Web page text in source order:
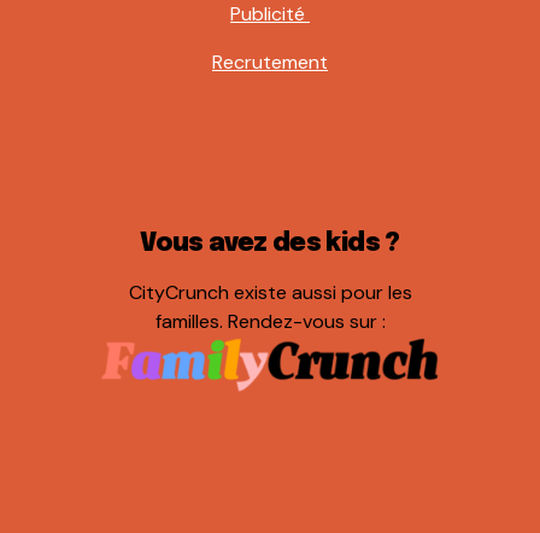
Publicité
Recrutement
Vous avez des kids ?
CityCrunch existe aussi pour les
familles. Rendez-vous sur :